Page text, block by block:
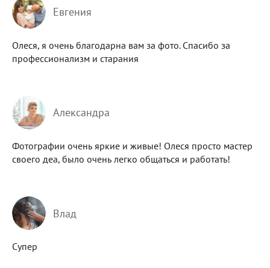
Евгения
Олеся, я очень благодарна вам за фото. Спасибо за
профессионализм и старания
Александра
Фотографии очень яркие и живые! Олеся просто мастер
своего деа, было очень легко общаться и работать!
Влад
Супер